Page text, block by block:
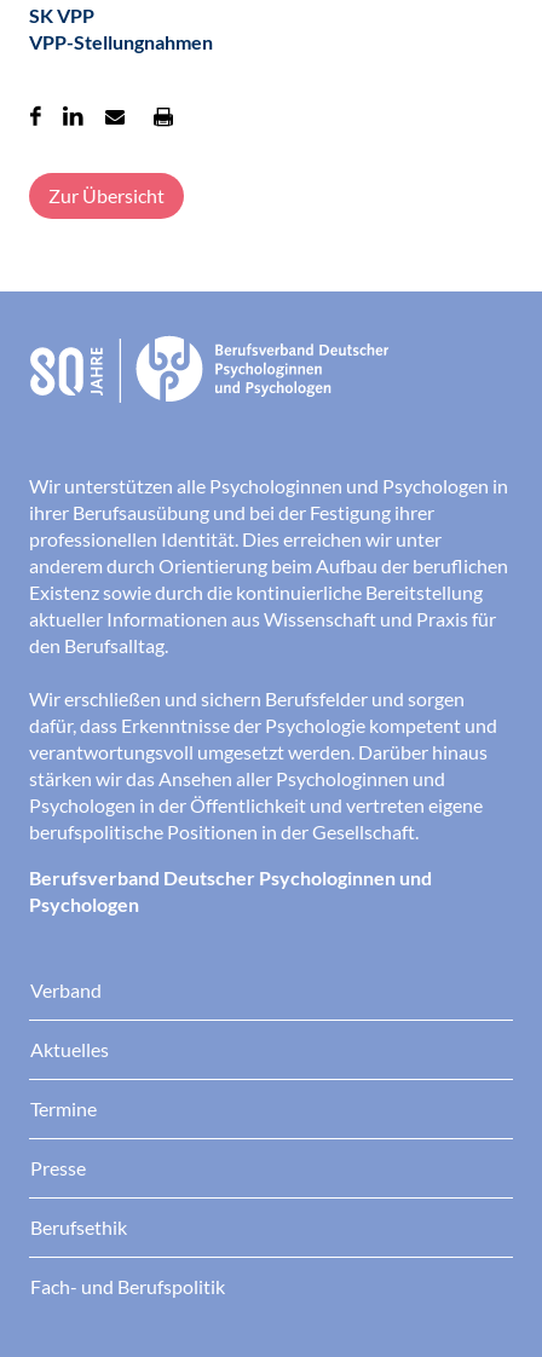
SK VPP
VPP-Stellungnahmen
Zur Übersicht
Wir unterstützen alle Psychologinnen und Psychologen in
ihrer Berufsausübung und bei der Festigung ihrer
professionellen Identität. Dies erreichen wir unter
anderem durch Orientierung beim Aufbau der beruflichen
Existenz sowie durch die kontinuierliche Bereitstellung
aktueller Informationen aus Wissenschaft und Praxis für
den Berufsalltag.
Wir erschließen und sichern Berufsfelder und sorgen
dafür, dass Erkenntnisse der Psychologie kompetent und
verantwortungsvoll umgesetzt werden. Darüber hinaus
stärken wir das Ansehen aller Psychologinnen und
Psychologen in der Öffentlichkeit und vertreten eigene
berufspolitische Positionen in der Gesellschaft.
Berufsverband Deutscher Psychologinnen und
Psychologen
Verband
Aktuelles
Termine
Presse
Berufsethik
Fach- und Berufspolitik